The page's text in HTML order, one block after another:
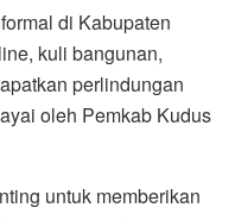
di Kabupaten
kuli bangunan,
perlindungan
oleh Pemkab Kudus
untuk memberikan